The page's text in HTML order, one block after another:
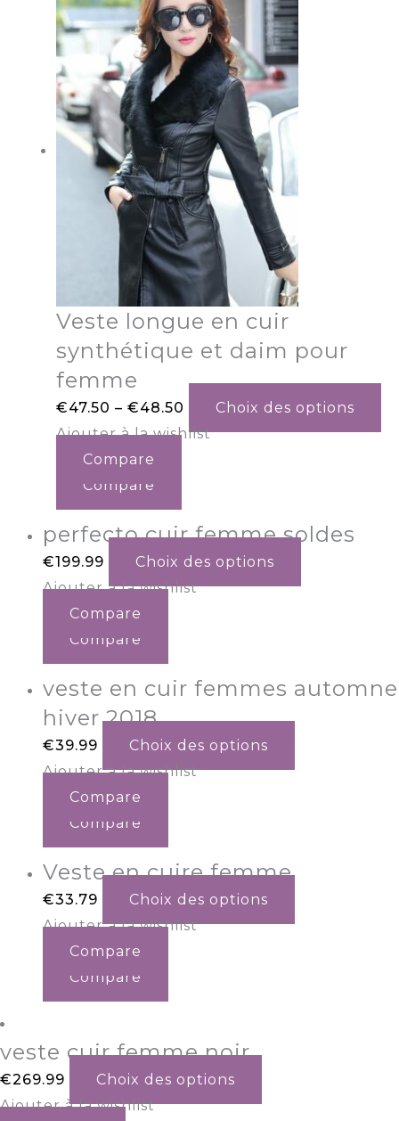
Veste longue en cuir
synthétique et daim pour
femme
€47.50 – €48.50
Choix des options
Ajouter à la wishlist
Compare
Compare
perfecto cuir femme soldes
€199.99
Choix des options
Ajouter à la wishlist
Compare
Compare
veste en cuir femmes automne
hiver 2018
€39.99
Choix des options
Ajouter à la wishlist
Compare
Compare
Veste en cuire femme
€33.79
Choix des options
Ajouter à la wishlist
Compare
Compare
veste cuir femme noir
€269.99
Choix des options
Ajouter à la wishlist